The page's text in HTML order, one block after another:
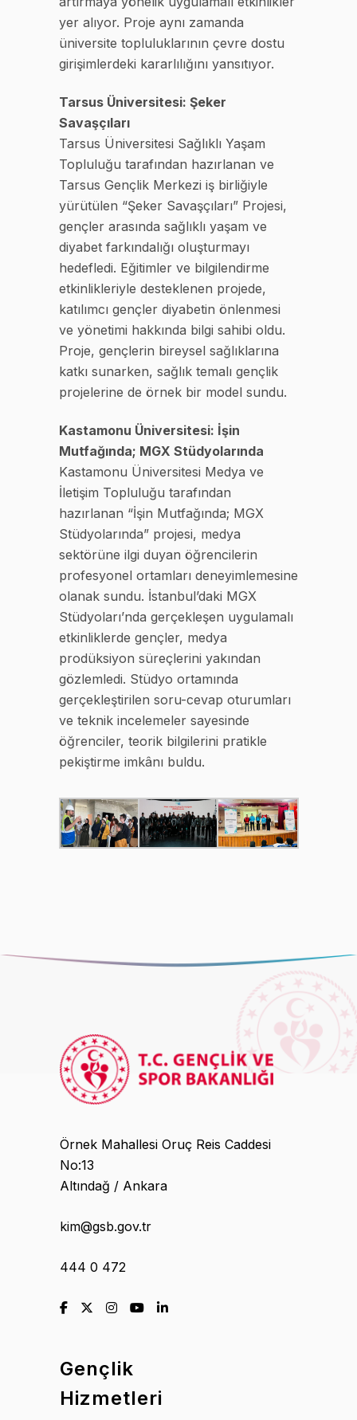
yer alıyor. Proje aynı zamanda
üniversite topluluklarının çevre dostu
girişimlerdeki kararlılığını yansıtıyor.
Tarsus Üniversitesi: Şeker
Savaşçıları
Tarsus Üniversitesi Sağlıklı Yaşam
Topluluğu tarafından hazırlanan ve
Tarsus Gençlik Merkezi iş birliğiyle
yürütülen “Şeker Savaşçıları” Projesi,
gençler arasında sağlıklı yaşam ve
diyabet farkındalığı oluşturmayı
hedefledi. Eğitimler ve bilgilendirme
etkinlikleriyle desteklenen projede,
katılımcı gençler diyabetin önlenmesi
ve yönetimi hakkında bilgi sahibi oldu.
Proje, gençlerin bireysel sağlıklarına
katkı sunarken, sağlık temalı gençlik
projelerine de örnek bir model sundu.
Kastamonu Üniversitesi: İşin
Mutfağında; MGX Stüdyolarında
Kastamonu Üniversitesi Medya ve
İletişim Topluluğu tarafından
hazırlanan “İşin Mutfağında; MGX
Stüdyolarında” projesi, medya
sektörüne ilgi duyan öğrencilerin
profesyonel ortamları deneyimlemesine
olanak sundu. İstanbul’daki MGX
Stüdyoları’nda gerçekleşen uygulamalı
etkinliklerde gençler, medya
prodüksiyon süreçlerini yakından
gözlemledi. Stüdyo ortamında
gerçekleştirilen soru-cevap oturumları
ve teknik incelemeler sayesinde
öğrenciler, teorik bilgilerini pratikle
pekiştirme imkânı buldu.
Örnek Mahallesi Oruç Reis Caddesi
No:13
Altındağ / Ankara
kim@gsb.gov.tr
444 0 472
Gençlik
Hizmetleri